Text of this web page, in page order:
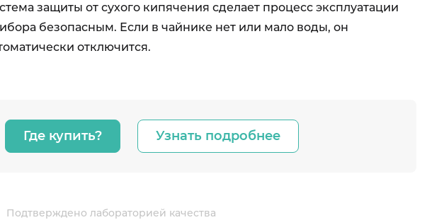
защиты от сухого кипячения сделает процесс эксплуатации
безопасным. Если в чайнике нет или мало воды, он
отключится.
Где купить? Узнать подробнее
Подтверждено лабораторией качества